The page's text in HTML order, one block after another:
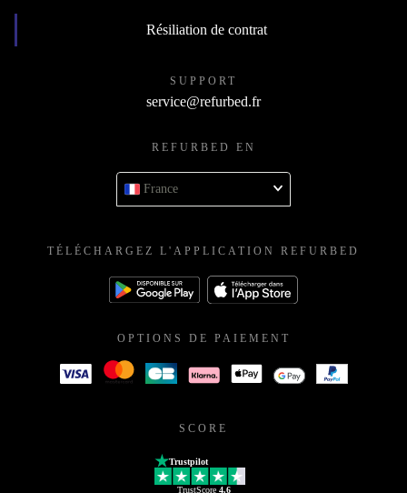
Résiliation de contrat
SUPPORT
service@refurbed.fr
REFURBED EN
France
TÉLÉCHARGEZ L'APPLICATION REFURBED
OPTIONS DE PAIEMENT
SCORE
Trustpilot
TrustScore 4.6